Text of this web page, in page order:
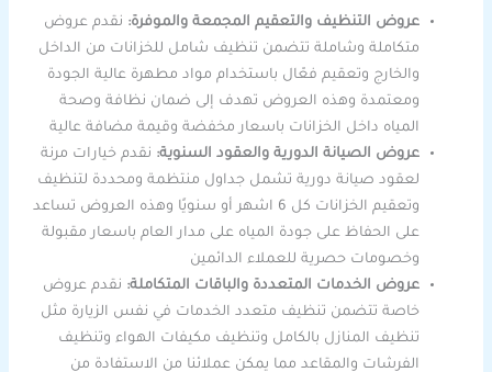
عروض التنظيف والتعقيم المجمعة والموفرة: نقدم عروض
متكاملة وشاملة تتضمن تنظيف شامل للخزانات من الداخل
والخارج وتعقيم فعّال باستخدام مواد مطهرة عالية الجودة
ومعتمدة وهذه العروض تهدف إلى ضمان نظافة وصحة
المياه داخل الخزانات باسعار مخفضة وقيمة مضافة عالية
عروض الصيانة الدورية والعقود السنوية: نقدم خيارات مرنة
لعقود صيانة دورية تشمل جداول منتظمة ومحددة لتنظيف
وتعقيم الخزانات كل 6 اشهر أو سنويًا وهذه العروض تساعد
على الحفاظ على جودة المياه على مدار العام باسعار مقبولة
وخصومات حصرية للعملاء الدائمين
عروض الخدمات المتعددة والباقات المتكاملة: نقدم عروض
خاصة تتضمن تنظيف متعدد الخدمات في نفس الزيارة مثل
تنظيف المنازل بالكامل وتنظيف مكيفات الهواء وتنظيف
الفرشات والمقاعد مما يمكن عملائنا من الاستفادة من